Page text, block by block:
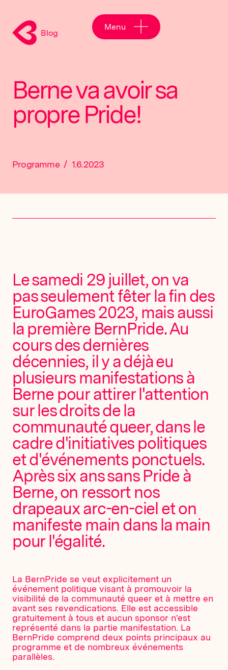
Blog
Menu
Berne va avoir sa
propre Pride!
Programme / 1.6.2023
Le samedi 29 juillet, on va
pas seulement fêter la fin des
EuroGames 2023, mais aussi
la première BernPride. Au
cours des dernières
décennies, il y a déjà eu
plusieurs manifestations à
Berne pour attirer l'attention
sur les droits de la
communauté queer, dans le
cadre d'initiatives politiques
et d'événements ponctuels.
Après six ans sans Pride à
Berne, on ressort nos
drapeaux arc-en-ciel et on
manifeste main dans la main
pour l'égalité.
La BernPride se veut explicitement un
événement politique visant à promouvoir la
visibilité de la communauté queer et à mettre en
avant ses revendications. Elle est accessible
gratuitement à tous et aucun sponsor n'est
représenté dans la partie manifestation. La
BernPride comprend deux points principaux au
programme et de nombreux événements
parallèles.